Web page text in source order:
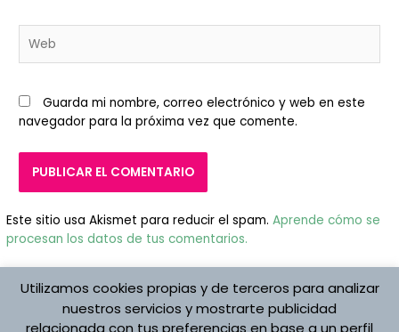
Guarda mi nombre, correo electrónico y web en este
navegador para la próxima vez que comente.
Este sitio usa Akismet para reducir el spam.Aprende cómo se
procesan los datos de tus comentarios.
Utilizamos cookies propias y de terceros para analizar
nuestros servicios y mostrarte publicidad
relacionada con tus preferencias en base a un perfil